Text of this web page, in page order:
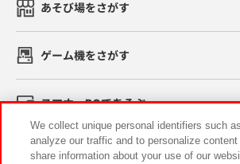
あそび場をさがす
ゲーム機をさがす
スマホ・PCであそぶ
イベント・キャンペーン
We collect unique personal identifiers such
analyze our traffic and to personalize
share information about your use of our